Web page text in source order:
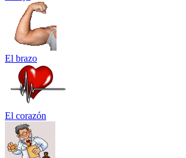
El brazo
El corazón